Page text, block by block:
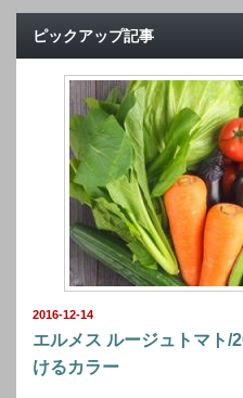
ピックアップ記事
2016-12-14
エルメス ルージュトマト/
けるカラー